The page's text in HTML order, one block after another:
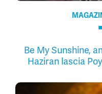
Be My Sunshine,
Haziran lascia